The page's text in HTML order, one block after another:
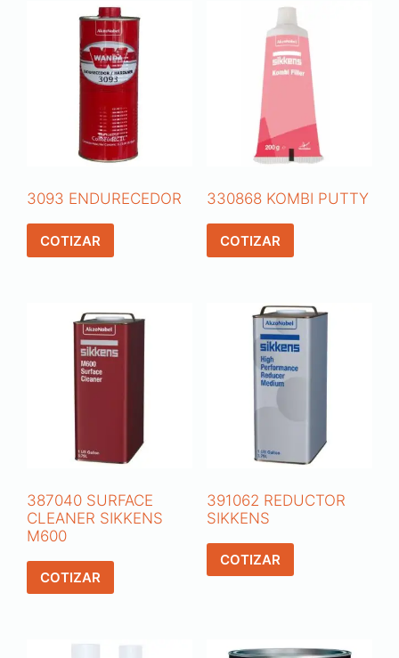
3093 ENDURECEDOR
COTIZAR
330868 KOMBI PUTTY
COTIZAR
387040 SURFACE
CLEANER SIKKENS
M600
COTIZAR
391062 REDUCTOR
SIKKENS
COTIZAR